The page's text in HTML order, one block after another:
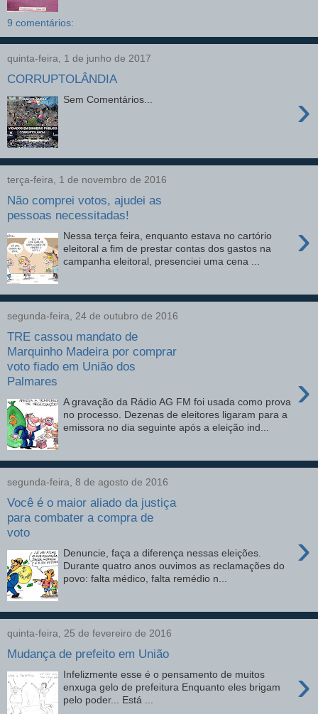
9 comentários:
quinta-feira, 1 de junho de 2017
CORRUPTOLÂNDIA
›
Sem Comentários...
terça-feira, 1 de novembro de 2016
Não comprei votos, ajudei as
pessoas necessitadas!
›
Nessa terça feira, enquanto estava no cartório
eleitoral a fim de prestar contas dos gastos na
campanha eleitoral, presenciei uma cena ...
segunda-feira, 24 de outubro de 2016
TRE cassou mandato de
Marquinho Madeira por comprar
voto fiado em União dos
Palmares
›
A gravação da Rádio AG FM foi usada como prova
no processo. Dezenas de eleitores ligaram para a
emissora no dia seguinte após a eleição ind...
segunda-feira, 8 de agosto de 2016
Você é o maior aliado da justiça
para combater a compra de
voto
›
Denuncie, faça a diferença nessas eleições.
Durante quatro anos ouvimos as reclamações do
povo: falta médico, falta remédio n...
quinta-feira, 25 de fevereiro de 2016
Mudança de prefeito em União
›
Infelizmente esse é o pensamento de muitos
enxuga gelo de prefeitura Enquanto eles brigam
pelo poder... Está ...